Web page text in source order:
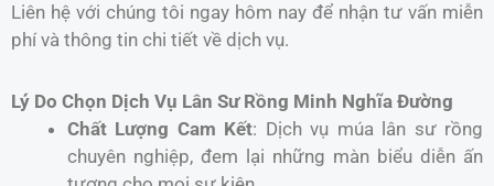
Liên hệ với chúng tôi ngay hôm nay để nhận tư vấn miễn
phí và thông tin chi tiết về dịch vụ.
Lý Do Chọn Dịch Vụ Lân Sư Rồng Minh Nghĩa Đường
Chất Lượng Cam Kết: Dịch vụ múa lân sư rồng
chuyên nghiệp, đem lại những màn biểu diễn ấn